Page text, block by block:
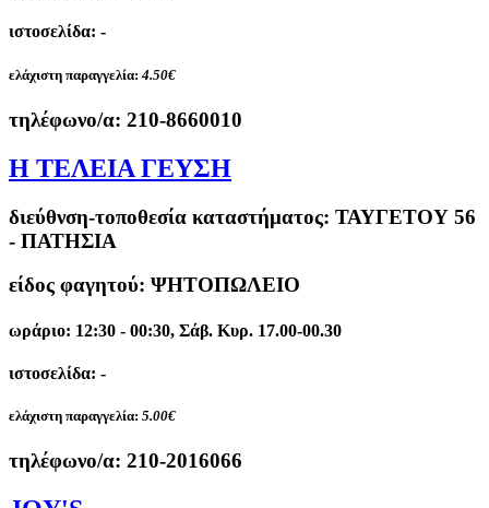
ιστοσελίδα: -
ελάχιστη παραγγελία: 4.50€
τηλέφωνο/α: 210-8660010
Η ΤΕΛΕΙΑ ΓΕΥΣΗ
διεύθνση-τοποθεσία καταστήματος: ΤΑΥΓΕΤΟΥ 56
- ΠΑΤΗΣΙΑ
είδος φαγητού: ΨΗΤΟΠΩΛΕΙΟ
ωράριο: 12:30 - 00:30, Σάβ. Κυρ. 17.00-00.30
ιστοσελίδα: -
ελάχιστη παραγγελία: 5.00€
τηλέφωνο/α: 210-2016066